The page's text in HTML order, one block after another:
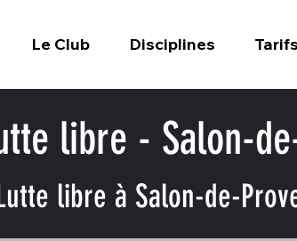
Le Club Disciplines
libre - Salon-
libre à Salon-de-